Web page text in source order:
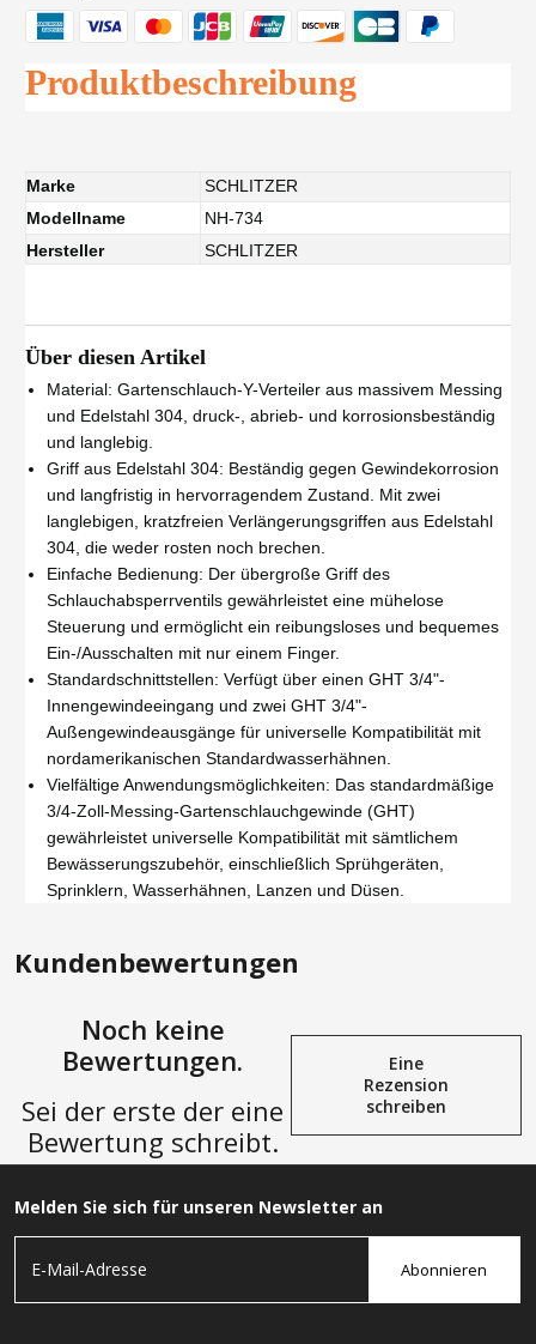
Produktbeschreibung
Marke
SCHLITZER
Modellname
NH-734
Hersteller
SCHLITZER
Über diesen Artikel
Material: Gartenschlauch-Y-Verteiler aus massivem Messing
und Edelstahl 304, druck-, abrieb- und korrosionsbeständig
und langlebig.
Griff aus Edelstahl 304: Beständig gegen Gewindekorrosion
und langfristig in hervorragendem Zustand. Mit zwei
langlebigen, kratzfreien Verlängerungsgriffen aus Edelstahl
304, die weder rosten noch brechen.
Einfache Bedienung: Der übergroße Griff des
Schlauchabsperrventils gewährleistet eine mühelose
Steuerung und ermöglicht ein reibungsloses und bequemes
Ein-/Ausschalten mit nur einem Finger.
Standardschnittstellen: Verfügt über einen GHT 3/4"-
Innengewindeeingang und zwei GHT 3/4"-
Außengewindeausgänge für universelle Kompatibilität mit
nordamerikanischen Standardwasserhähnen.
Vielfältige Anwendungsmöglichkeiten: Das standardmäßige
3/4-Zoll-Messing-Gartenschlauchgewinde (GHT)
gewährleistet universelle Kompatibilität mit sämtlichem
Bewässerungszubehör, einschließlich Sprühgeräten,
Sprinklern, Wasserhähnen, Lanzen und Düsen.
Kundenbewertungen
Noch keine
Bewertungen.
Sei der erste der eine
Bewertung schreibt.
Eine
Rezension
schreiben
Melden Sie sich für unseren Newsletter an
Abonnieren